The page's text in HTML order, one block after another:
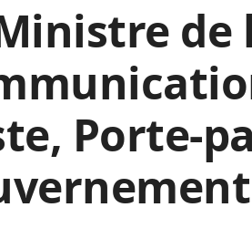
de
Porte-